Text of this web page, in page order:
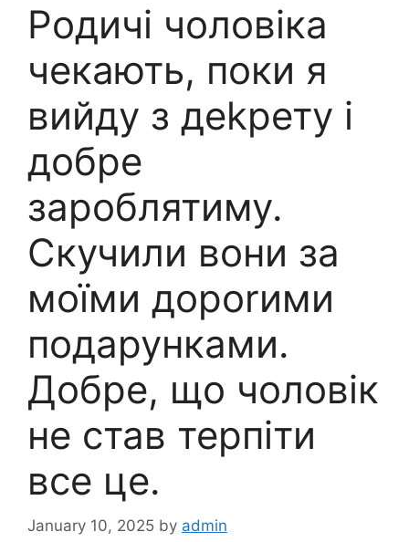
Родичі чоловіка
чекають, поки я
вийду з деkрету і
добре
зароблятиму.
Скучили вони за
моїми дороrими
подарунками.
Добре, що чоловік
не став терпіти
все це.
January 10, 2025 by admin